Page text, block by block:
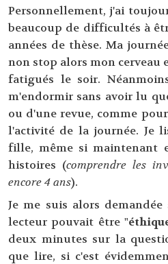
Personnellement, j'ai
beaucoup de difficultés à
années de thèse. Ma
non stop alors mon cerveau
fatigués le soir.
m'endormir sans avoir lu
ou d'une revue, comme
l'activité de la journée. Je
fille, même si maintenant
histoires (comprendre les
encore 4 ans).
Je me suis alors
lecteur pouvait être "
deux minutes sur la
que lire, si c'est